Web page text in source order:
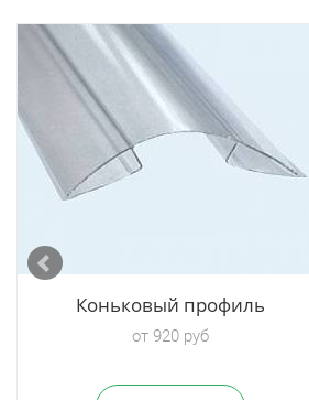
Коньковый профиль
от 920 руб